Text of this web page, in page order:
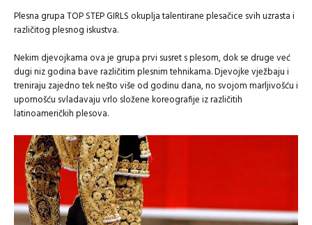
Plesna grupa TOP STEP GIRLS okuplja talentirane plesačice svih uzrasta i
različitog plesnog iskustva.
Nekim djevojkama ova je grupa prvi susret s plesom, dok se druge već
dugi niz godina bave različitim plesnim tehnikama. Djevojke vježbaju i
treniraju zajedno tek nešto više od godinu dana, no svojom marljivošću i
upornošću svladavaju vrlo složene koreografije iz različitih
latinoameričkih plesova.